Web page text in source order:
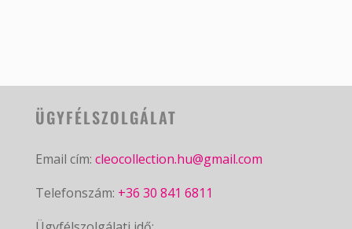
ÜGYFÉLSZOLGÁLAT
Email cím: cleocollection.hu@gmail.com
Telefonszám: +36 30 841 6811